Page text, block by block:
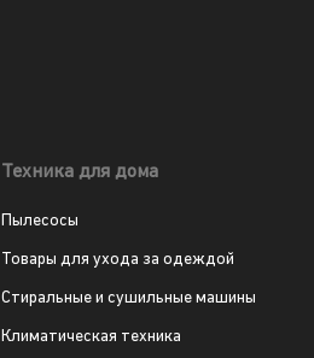
Техника для дома
Пылесосы
Товары для ухода за одеждой
Стиральные и сушильные машины
Климатическая техника